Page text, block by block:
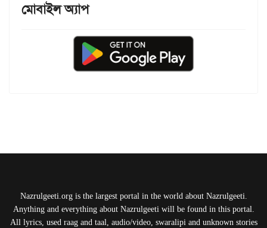
মোবাইল অ্যাপ
Nazrulgeeti.org is the largest portal in the world about Nazrulgeeti.
Anything and everything about Nazrulgeeti will be found in this portal.
All lyrics, used raag and taal, audio/video, swaralipi and unknown stories